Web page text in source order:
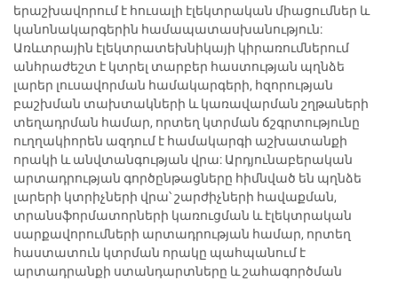
երաշխավորում է հուսալի էլեկտրական միացումներ և
կանոնակարգերին համապատասխանություն:
Առևտրային էլեկտրատեխնիկայի կիրառումներում
անհրաժեշտ է կտրել տարբեր հաստության պղնձե
լարեր լուսավորման համակարգերի, հզորության
բաշխման տախտակների և կառավարման շղթաների
տեղադրման համար, որտեղ կտրման ճշգրտությունը
ուղղակիորեն ազդում է համակարգի աշխատանքի
որակի և անվտանգության վրա: Արդյունաբերական
արտադրության գործընթացները հիմնված են պղնձե
լարերի կտրիչների վրա՝ շարժիչների հավաքման,
տրանսֆորմատորների կառուցման և էլեկտրական
սարքավորումների արտադրության համար, որտեղ
հաստատուն կտրման որակը պահպանում է
արտադրանքի ստանդարտները և շահագործման